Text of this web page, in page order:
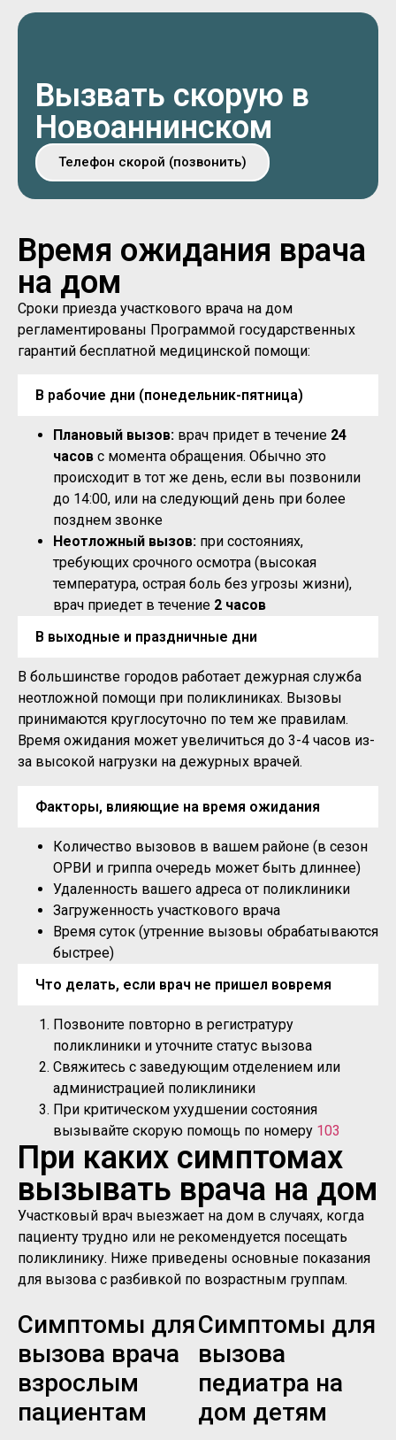
Вызвать скорую в
Новоаннинском
Телефон скорой (позвонить)
Время ожидания врача
на дом
Сроки приезда участкового врача на дом
регламентированы Программой государственных
гарантий бесплатной медицинской помощи:
В рабочие дни (понедельник-пятница)
Плановый вызов: врач придет в течение 24
часов с момента обращения. Обычно это
происходит в тот же день, если вы позвонили
до 14:00, или на следующий день при более
позднем звонке
Неотложный вызов: при состояниях,
требующих срочного осмотра (высокая
температура, острая боль без угрозы жизни),
врач приедет в течение 2 часов
В выходные и праздничные дни
В большинстве городов работает дежурная служба
неотложной помощи при поликлиниках. Вызовы
принимаются круглосуточно по тем же правилам.
Время ожидания может увеличиться до 3-4 часов из-
за высокой нагрузки на дежурных врачей.
Факторы, влияющие на время ожидания
Количество вызовов в вашем районе (в сезон
ОРВИ и гриппа очередь может быть длиннее)
Удаленность вашего адреса от поликлиники
Загруженность участкового врача
Время суток (утренние вызовы обрабатываются
быстрее)
Что делать, если врач не пришел вовремя
Позвоните повторно в регистратуру
поликлиники и уточните статус вызова
Свяжитесь с заведующим отделением или
администрацией поликлиники
При критическом ухудшении состояния
вызывайте скорую помощь по номеру 103
При каких симптомах
вызывать врача на дом
Участковый врач выезжает на дом в случаях, когда
пациенту трудно или не рекомендуется посещать
поликлинику. Ниже приведены основные показания
для вызова с разбивкой по возрастным группам.
Симптомы для
вызова врача
взрослым
пациентам
Симптомы для
вызова
педиатра на
дом детям